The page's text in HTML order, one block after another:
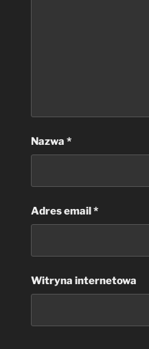
Nazwa *
Adres email*
Witryna internetowa